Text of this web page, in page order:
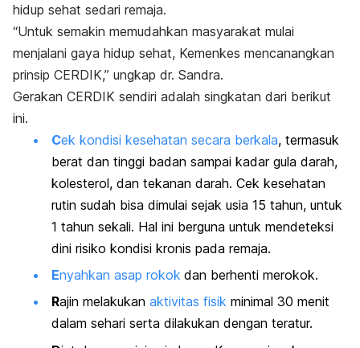
hidup sehat sedari remaja.
“Untuk semakin memudahkan masyarakat mulai
menjalani gaya hidup sehat, Kemenkes mencanangkan
prinsip CERDIK,” ungkap dr. Sandra.
Gerakan CERDIK sendiri adalah singkatan dari berikut
ini.
Cek kondisi kesehatan secara berkala, termasuk
berat dan tinggi badan sampai kadar gula darah,
kolesterol, dan tekanan darah. Cek kesehatan
rutin sudah bisa dimulai sejak usia 15 tahun, untuk
1 tahun sekali. Hal ini berguna untuk mendeteksi
dini risiko kondisi kronis pada remaja.
Enyahkan asap rokok dan berhenti merokok.
Rajin melakukan aktivitas fisik minimal 30 menit
dalam sehari serta dilakukan dengan teratur.